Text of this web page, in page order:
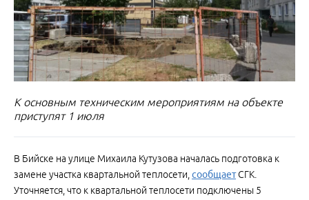
К основным техническим мероприятиям на объекте
приступят 1 июля
В Бийске на улице Михаила Кутузова началась подготовка к
замене участка квартальной теплосети,сообщаетСГК.
Уточняется, что к квартальной теплосети подключены 5